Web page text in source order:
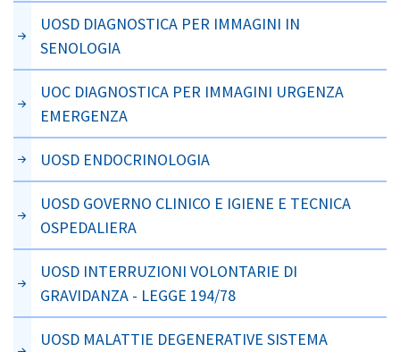
UOSD DIAGNOSTICA PER IMMAGINI IN
SENOLOGIA
UOC DIAGNOSTICA PER IMMAGINI URGENZA
EMERGENZA
UOSD ENDOCRINOLOGIA
UOSD GOVERNO CLINICO E IGIENE E TECNICA
OSPEDALIERA
UOSD INTERRUZIONI VOLONTARIE DI
GRAVIDANZA - LEGGE 194/78
UOSD MALATTIE DEGENERATIVE SISTEMA